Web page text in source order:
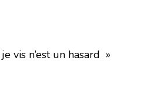
vis n’est un hasard »